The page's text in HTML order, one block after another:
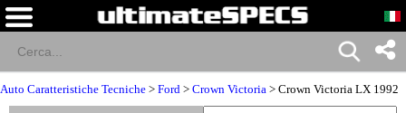
Auto Caratteristiche Tecniche > Ford > Crown Victoria > Crown Victoria LX 1992